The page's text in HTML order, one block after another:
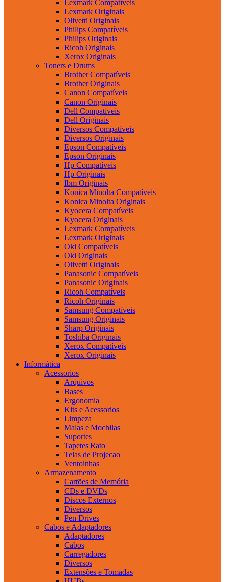
Lexmark Compatíveis
Lexmark Originais
Olivetti Originais
Philips Compatíveis
Philips Originais
Ricoh Originais
Xerox Originais
Toners e Drums
Brother Compatíveis
Brother Originais
Canon Compatíveis
Canon Originais
Dell Compatíveis
Dell Originais
Diversos Compatíveis
Diversos Originais
Epson Compatíveis
Epson Originais
Hp Compatíveis
Hp Originais
Ibm Originais
Konica Minolta Compatíveis
Konica Minolta Originais
Kyocera Compatíveis
Kyocera Originais
Lexmark Compatíveis
Lexmark Originais
Oki Compatíveis
Oki Originais
Olivetti Originais
Panasonic Compatíveis
Panasonic Originais
Ricoh Compatíveis
Ricoh Originais
Samsung Compatíveis
Samsung Originais
Sharp Originais
Toshiba Originais
Xerox Compatíveis
Xerox Originais
Informática
Acessorios
Arquivos
Bases
Ergonomia
Kits e Acessorios
Limpeza
Malas e Mochilas
Suportes
Tapetes Rato
Telas de Projecao
Ventoinhas
Armazenamento
Cartões de Memória
CDs e DVDs
Discos Externos
Diversos
Pen Drives
Cabos e Adaptadores
Adaptadores
Cabos
Carregadores
Diversos
Extensões e Tomadas